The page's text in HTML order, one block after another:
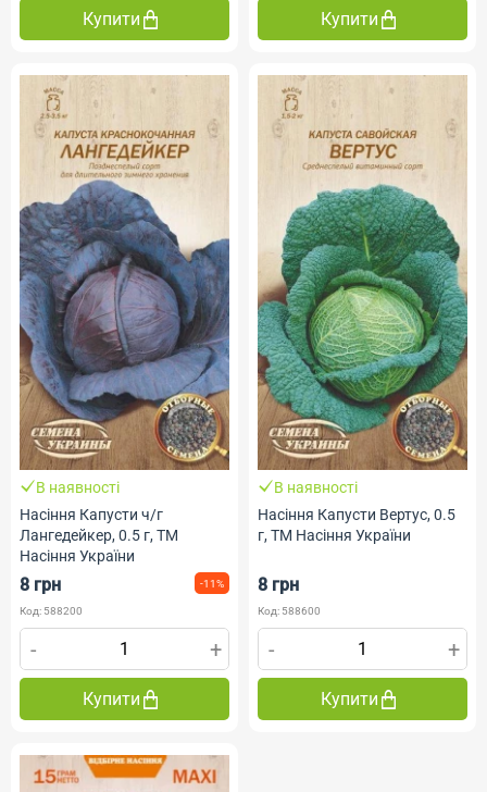
Купити Купити
В наявності
Насіння Капусти ч/г
Лангедейкер, 0.5 г, ТМ
Насіння України
8 грн -11%
Код: 588200
- +
Купити
В наявності
Насіння Капусти Вертус, 0.5
г, ТМ Насіння України
8 грн
Код: 588600
- +
Купити